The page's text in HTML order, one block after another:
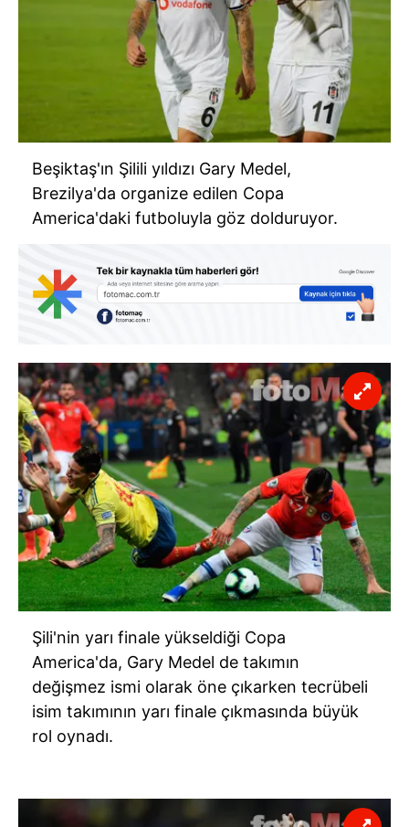
Beşiktaş'ın Şilili yıldızı Gary Medel,
Brezilya'da organize edilen Copa
America'daki futboluyla göz dolduruyor.
Şili'nin yarı finale yükseldiği Copa
America'da, Gary Medel de takımın
değişmez ismi olarak öne çıkarken tecrübeli
isim takımının yarı finale çıkmasında büyük
rol oynadı.